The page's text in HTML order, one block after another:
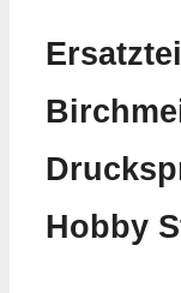
Hobby